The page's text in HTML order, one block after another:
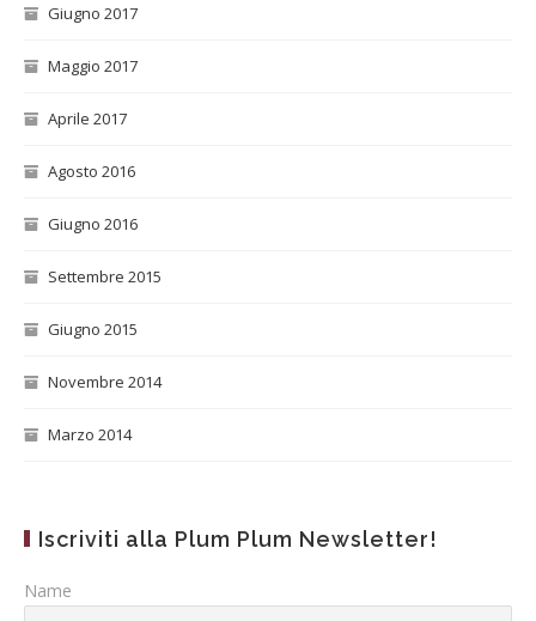
Giugno 2017
Maggio 2017
Aprile 2017
Agosto 2016
Giugno 2016
Settembre 2015
Giugno 2015
Novembre 2014
Marzo 2014
Iscriviti alla Plum Plum Newsletter!
Name